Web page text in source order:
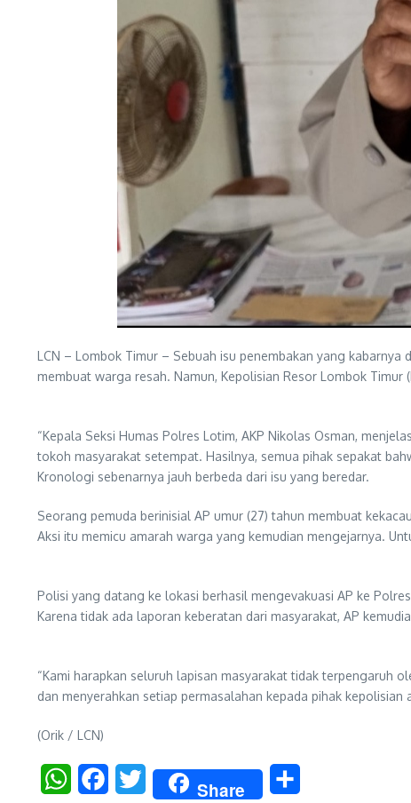
LCN – Lombok Timur – Sebuah isu penembakan yang
membuat warga resah. Namun, Kepolisian Resor Lombok
“Kepala Seksi Humas Polres Lotim, AKP Nikolas Osman,
tokoh masyarakat setempat. Hasilnya, semua pihak sepakat
​Kronologi sebenarnya jauh berbeda dari isu yang beredar.
Seorang pemuda berinisial AP umur (27) tahun membuat
Aksi itu memicu amarah warga yang kemudian mengejarnya.
Polisi yang datang ke lokasi berhasil mengevakuasi AP ke
Karena tidak ada laporan keberatan dari masyarakat, AP
“Kami harapkan seluruh lapisan masyarakat tidak terpengaruh
dan menyerahkan setiap permasalahan kepada pihak
(Orik / LCN)
WhatsAppFacebookTwitter Share